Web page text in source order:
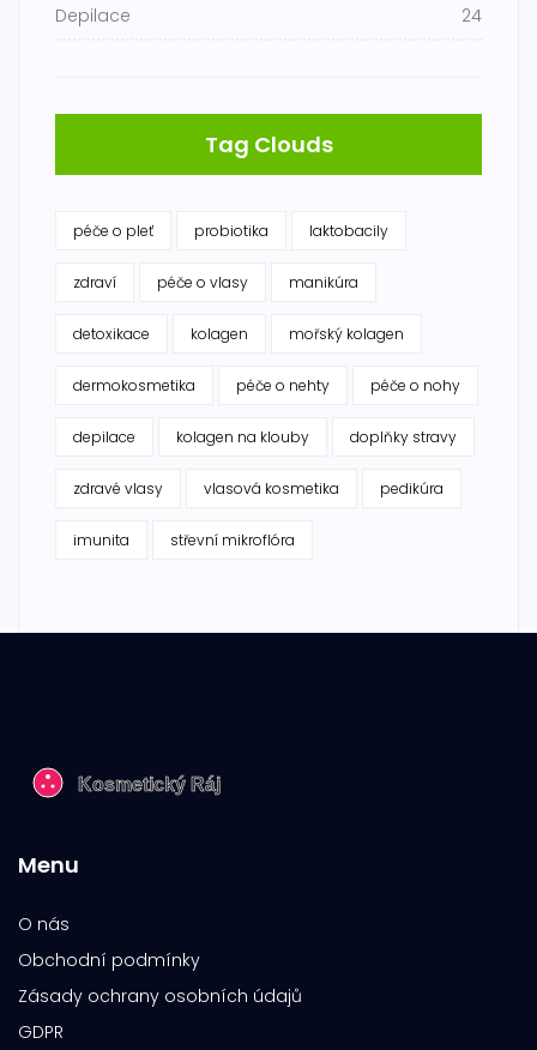
Depilace 24
Tag Clouds
péče o pleť probiotika laktobacily
zdraví péče o vlasy manikúra
detoxikace kolagen mořský kolagen
dermokosmetika péče o nehty péče o nohy
depilace kolagen na klouby doplňky stravy
zdravé vlasy vlasová kosmetika pedikúra
imunita střevní mikroflóra
Menu
O nás
Obchodní podmínky
Zásady ochrany osobních údajů
GDPR